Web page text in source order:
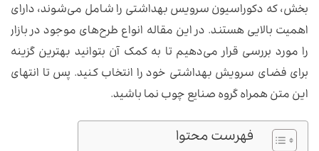
بخش، که دکوراسیون سرویس بهداشتی را شامل می‌شوند، دارای
اهمیت بالایی هستند. در این مقاله انواع طرح‌های موجود در بازار
را مورد بررسی قرار می‌دهیم تا به کمک آن بتوانید بهترین گزینه
برای فضای سرویش بهداشتی خود را انتخاب کنید. پس تا انتهای
این متن همراه گروه صنایع چوب نما باشید.
فهرست محتوا